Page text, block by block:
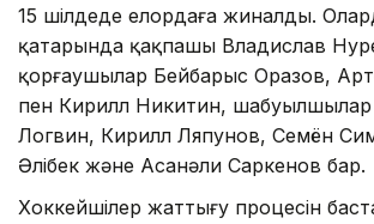
15 шілдеде елордаға жиналды.
қатарында қақпашы Владислав
қорғаушылар Бейбарыс Оразов,
пен Кирилл Никитин,
Логвин, Кирилл Ляпунов, Семён
Әлібек және Асанәли Саркенов бар.
Хоккейшілер жаттығу процесін